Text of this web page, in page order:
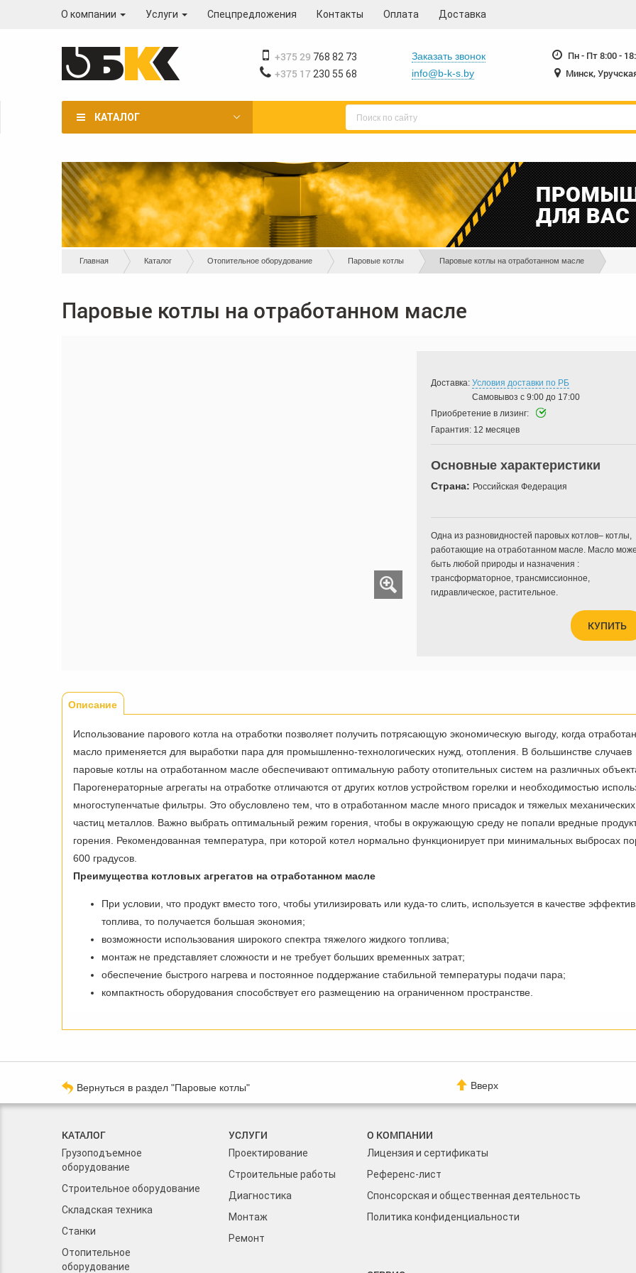
О компании Услуги Спецпредложения Контакты Оплата Доставка
230-55-78
+375 29 768 82 73
+375 17 230 55 68
Заказать звонок
info@b-k-s.by
Пн - Пт 8:00 -
Минск,
КАТАЛОГ
Вы
Главная Каталог Отопительное оборудование Паровые котлы Паровые котлы на отработанном масле
Паровые котлы на отработанном масле
Доставка: Условия доставки по РБ
Самовывоз с 9:00 до 17:00
Приобретение в лизинг:
Гарантия: 12 месяцев
Основные характеристики
Страна: Российская Федерация
КУПИТЬ
​Одна из разновидностей паровых котлов– котлы,
работающие на отработанном масле. Масло
быть любой природы и назначения :
трансформаторное, трансмиссионное,
гидравлическое, растительное.
Tabs
Описание
Использование парового котла на отработки позволяет получить потрясающую экономическую выгоду, когда
масло применяется для выработки пара для промышленно-технологических нужд, отопления. В большинстве случаев
паровые котлы на отработанном масле обеспечивают оптимальную работу отопительных систем на различных
Парогенераторные агрегаты на отработке отличаются от других котлов устройством горелки и необходимостью
многоступенчатые фильтры. Это обусловлено тем, что в отработанном масле много присадок и тяжелых механических
частиц металлов. Важно выбрать оптимальный режим горения, чтобы в окружающую среду не попали вредные
горения. Рекомендованная температура, при которой котел нормально функционирует при минимальных выбросах
600 градусов.
Преимущества котловых агрегатов на отработанном масле
При условии, что продукт вместо того, чтобы утилизировать или куда-то слить, используется в качестве
топлива, то получается большая экономия;
возможности использования широкого спектра тяжелого жидкого топлива;
монтаж не представляет сложности и не требует больших временных затрат;
обеспечение быстрого нагрева и постоянное поддержание стабильной температуры подачи пара;
компактность оборудования способствует его размещению на ограниченном пространстве.
Вернуться в раздел "Паровые котлы" Вверх
КАТАЛОГ
Грузоподъемное
оборудование
Строительное оборудование
Складская техника
Станки
Отопительное
оборудование
УСЛУГИ
Проектирование
Строительные работы
Диагностика
Монтаж
Ремонт
О КОМПАНИИ
Лицензия и сертификаты
Референс-лист
Спонсорская и общественная деятельность
Политика конфиденциальности